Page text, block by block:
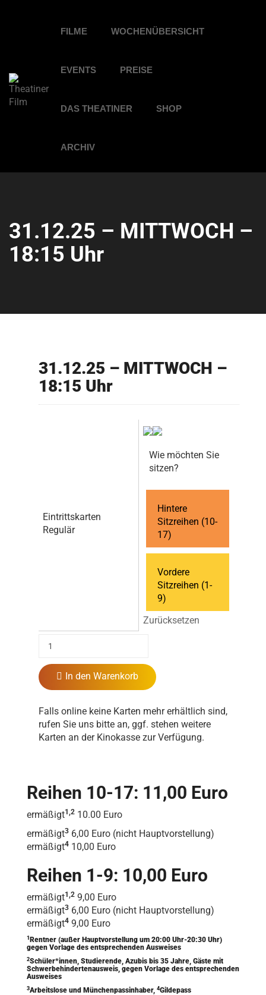
FILME WOCHENÜBERSICHT
EVENTS PREISE
DAS THEATINER SHOP
ARCHIV
31.12.25 – MITTWOCH –
18:15 Uhr
31.12.25 – MITTWOCH –
18:15 Uhr
Eintrittskarten
Regulär
Wie möchten Sie
sitzen?
Hintere
Sitzreihen (10-
17)
Vordere
Sitzreihen (1-
9)
Zurücksetzen
In den Warenkorb
Falls online keine Karten mehr erhältlich sind,
rufen Sie uns bitte an, ggf. stehen weitere
Karten an der Kinokasse zur Verfügung.
Reihen 10-17: 11,00 Euro
ermäßigt1,2 10.00 Euro
ermäßigt3 6,00 Euro (nicht Hauptvorstellung)
ermäßigt4 10,00 Euro
Reihen 1-9: 10,00 Euro
ermäßigt1,2 9,00 Euro
ermäßigt3 6,00 Euro (nicht Hauptvorstellung)
ermäßigt4 9,00 Euro
1 Rentner (außer Hauptvorstellung um 20:00 Uhr-20:30 Uhr)
gegen Vorlage des entsprechenden Ausweises
2Schüler*innen, Studierende, Azubis bis 35 Jahre, Gäste mit
Schwerbehindertenausweis, gegen Vorlage des entsprechenden
Ausweises
3Arbeitslose und Münchenpassinhaber, 4Gildepass